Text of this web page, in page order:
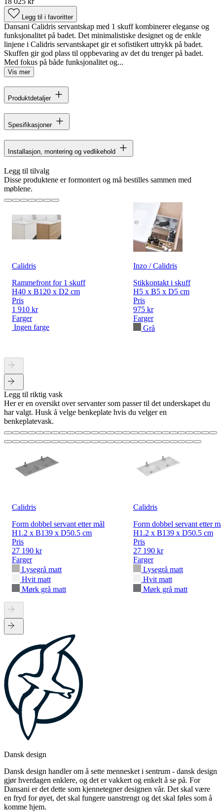
Legg til i favoritter
Dansani Calidris servantskap med 1 skuff kombinerer eleganse og
funksjonalitet på badet. Det minimalistiske designet og de enkle
linjene i Calidris servantskapet gir et sofistikert uttrykk på badet.
Skuffen gir god plass til oppbevaring av det du trenger på badet.
Med fokus på både funksjonalitet og...
Vis mer
Produktdetaljer
Spesifikasjoner
Installasjon, montering og vedlikehold
Legg til tilvalg
Disse produktene er formontert og må bestilles sammen med
møblene.
Calidris
Rammefront for 1 skuff
H40 x B120 x D2 cm
Pris
1 910 kr
Farger
Ingen farge
Inzo / Calidris
Stikkontakt i skuff
H5 x B5 x D5 cm
Pris
975 kr
Farger
Grå
Legg til riktig vask
Her er en oversikt over servanter som passer til det underskapet du
har valgt. Husk å velge benkeplate hvis du velger en
benkeplatevask.
Calidris
Form dobbel servant etter mål
H1.2 x B139 x D50.5 cm
Pris
27 190 kr
Farger
Lysegrå matt
Hvit matt
Mørk grå matt
Calidris
Form dobbel servant etter
H1.2 x B139 x D50.5 cm
Pris
27 190 kr
Farger
Lysegrå matt
Hvit matt
Mørk grå matt
Dansk design
Dansk design handler om å sette mennesket i sentrum - dansk design
gjør hverdagen enklere, og det er vakkert og enkelt å se på. For
Dansani er det dette som kjennetegner designen vår. Det skal være
en fryd for øyet, det skal fungere uanstrengt og det skal føles som å
komme hjem.